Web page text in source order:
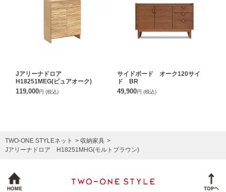
Jアリーナドロア
H18251MEG(ピュアオーク)
119,000円 (税込)
サイドボード オーク120サイ
ド BR
49,900円 (税込)
TWO-ONE STYLEネット
収納家具
Jアリーナドロア H18251MHG(モルトブラウン)